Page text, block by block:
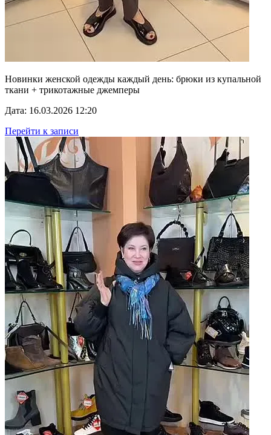
Новинки женской одежды каждый день: брюки из купальной
ткани + трикотажные джемперы
Дата: 16.03.2026 12:20
Перейти к записи